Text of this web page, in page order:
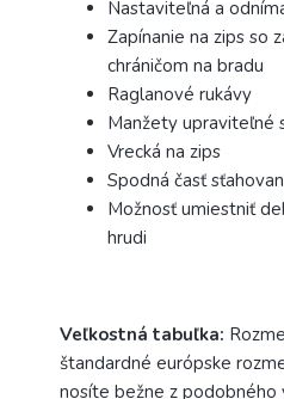
Nastaviteľná a
Zapínanie na zips so
chráničom na bradu
Raglanové rukávy
Manžety upraviteľné
Vrecká na zips
Spodná časť
Možnosť umiestniť
hrudi
Veľkostná tabuľka:
štandardné európske
nosíte bežne z podobného